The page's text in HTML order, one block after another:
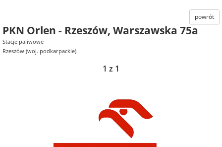
powrót
PKN Orlen - Rzeszów, Warszawska 75a
Stacje paliwowe
Rzeszów (woj. podkarpackie)
1 z 1